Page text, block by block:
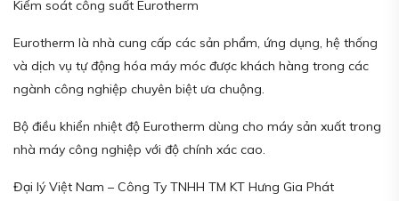
Kiểm soát công suất Eurotherm
Eurotherm là nhà cung cấp các sản phẩm, ứng dụng, hệ thống
và dịch vụ tự động hóa máy móc được khách hàng trong các
ngành công nghiệp chuyên biệt ưa chuộng.
Bộ điều khiển nhiệt độ Eurotherm dùng cho máy sản xuất trong
nhà máy công nghiệp với độ chính xác cao.
Đại lý Việt Nam – Công Ty TNHH TM KT Hưng Gia Phát